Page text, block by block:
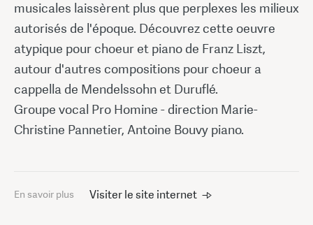
musicales laissèrent plus que perplexes les milieux
autorisés de l'époque. Découvrez cette oeuvre
atypique pour choeur et piano de Franz Liszt,
autour d'autres compositions pour choeur a
cappella de Mendelssohn et Duruflé.
Groupe vocal Pro Homine - direction Marie-
Christine Pannetier, Antoine Bouvy piano.
En savoir plus Visiter le site internet